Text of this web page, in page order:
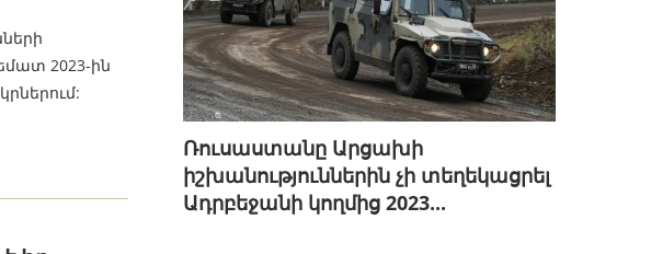
2023-ին
Ռուսաստանը Արցախի
իշխանություններին չի տեղեկացրել
Ադրբեջանի կողմից 2023...